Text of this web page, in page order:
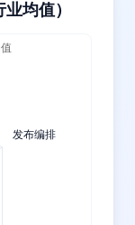
均值）